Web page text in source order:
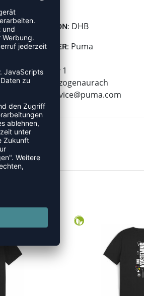
KOLLEKTION: DHB
HERSTELLER: Puma
Puma Way 1
91074 Herzogenaurach
service@puma.com